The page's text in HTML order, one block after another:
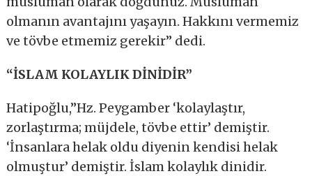
olmanın avantajını yaşayın. Hakkını vermemiz
ve tövbe etmemiz gerekir” dedi.
“İSLAM KOLAYLIK DİNİDİR”
Hatipoğlu,”Hz. Peygamber ‘kolaylaştır,
zorlaştırma; müjdele, tövbe ettir’ demiştir.
‘İnsanlara helak oldu diyenin kendisi helak
olmuştur’ demiştir. İslam kolaylık dinidir.